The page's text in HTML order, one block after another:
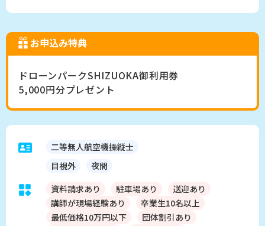
お申込み特典
ドローンパークSHIZUOKA御利用券
5,000円分プレゼント
二等無人航空機操縦士
目視外
夜間
資料請求あり
駐車場あり
送迎あり
講師が現場経験あり
卒業生10名以上
最低価格10万円以下
団体割引あり